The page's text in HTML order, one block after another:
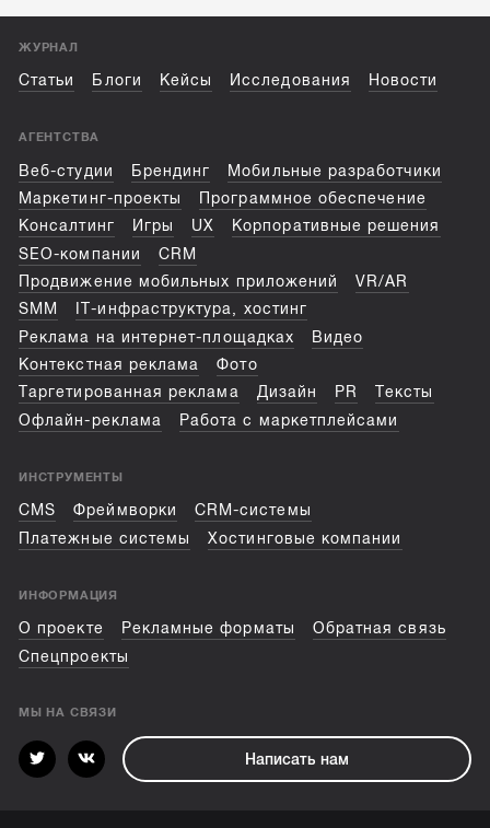
ЖУРНАЛ
Статьи Блоги Кейсы Исследования Новости
АГЕНТСТВА
Веб-студии Брендинг
Мобильные разработчики
Маркетинг-проекты
Программное обеспечение
Консалтинг
Игры UX
Корпоративные решения
SEO-компании
CRM
Продвижение мобильных приложений
VR/AR
SMM
IT-инфраструктура, хостинг
Реклама на интернет-площадках
Видео
Контекстная реклама
Фото
Таргетированная реклама
Дизайн PR
Тексты
Офлайн-реклама
Работа с маркетплейсами
ИНСТРУМЕНТЫ
CMS Фреймворки
CRM-системы
Платежные системы
Хостинговые компании
ИНФОРМАЦИЯ
О проекте Рекламные форматы
Обратная связь
Спецпроекты
МЫ НА СВЯЗИ
Написать нам